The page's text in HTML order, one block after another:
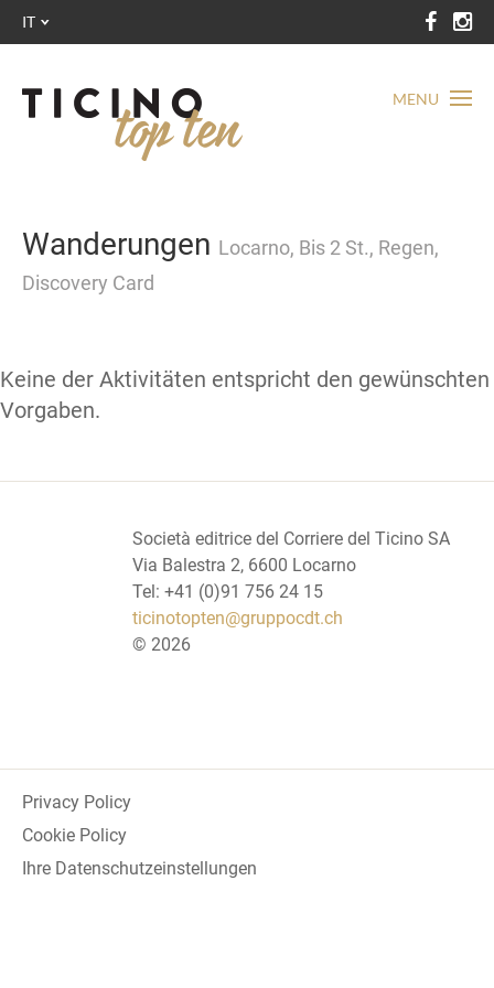
MENU
IT
Wanderungen Locarno, Bis 2 St., Regen,
Discovery Card
Keine der Aktivitäten entspricht den gewünschten
Vorgaben.
Società editrice del Corriere del Ticino SA
Via Balestra 2, 6600 Locarno
Tel: +41 (0)91 756 24 15
ticinotopten@gruppocdt.ch
© 2026
Privacy Policy
Cookie Policy
Ihre Datenschutzeinstellungen